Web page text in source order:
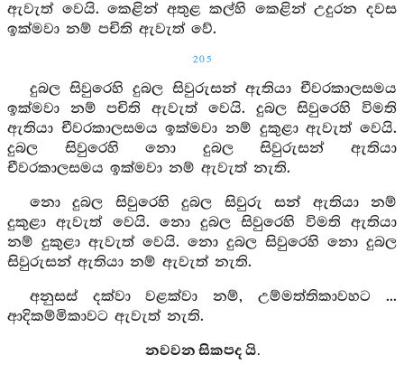
ඇවැත් වෙයි. කෙළින් අතුළ කල්හි කෙළින් උදුරන දවස
ඉක්මවා නම් පචිති ඇවැත් වේ.
205
දුබල සිවුරෙහි දුබල සිවුරුසන් ඇතියා චීවරකාලසමය
ඉක්මවා නම් පචිති ඇවැත් වෙයි. දුබල සිවුරෙහි විමති
ඇතියා චීවරකාලසමය ඉක්මවා නම් දුකුළා ඇවැත් වෙයි.
දුබල සිවුරෙහි නො දුබල සිවුරුසන් ඇතියා
චීවරකාලසමය ඉක්මවා නම් ඇවැත් නැති.
නො දුබල සිවුරෙහි දුබල සිවුරු සන් ඇතියා නම්
දුකුළා ඇවැත් වෙයි. නො දුබල සිවුරෙහි විමති ඇතියා
නම් දුකුළා ඇවැත් වෙයි. නො දුබල සිවුරෙහි නො දුබල
සිවුරුසන් ඇතියා නම් ඇවැත් නැති.
අනුසස් දක්වා වළක්වා නම්, උම්මත්තිකාවහට ...
ආදිකම්මිකාවට ඇවැත් නැති.
නවවන සිකපද යි.